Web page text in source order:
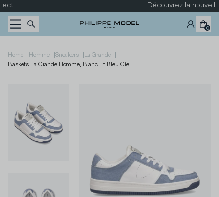
Passer au contenu Découvrez la nouvelle collection
0
Home |Homme |Sneakers |La Grande |
Baskets La Grande Homme, Blanc Et Bleu Ciel